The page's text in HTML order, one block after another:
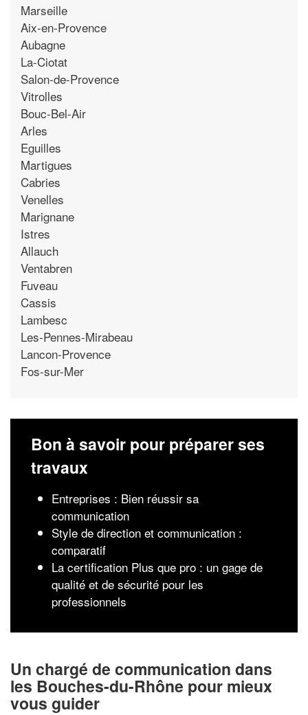
Marseille
Aix-en-Provence
Aubagne
La-Ciotat
Salon-de-Provence
Vitrolles
Bouc-Bel-Air
Arles
Eguilles
Martigues
Cabries
Venelles
Marignane
Istres
Allauch
Ventabren
Fuveau
Cassis
Lambesc
Les-Pennes-Mirabeau
Lancon-Provence
Fos-sur-Mer
Bon à savoir pour préparer ses
travaux
Entreprises : Bien réussir sa
communication
Style de direction et communication :
comparatif
La certification Plus que pro : un gage de
qualité et de sécurité pour les
professionnels
Un chargé de communication dans
les Bouches-du-Rhône pour mieux
vous guider